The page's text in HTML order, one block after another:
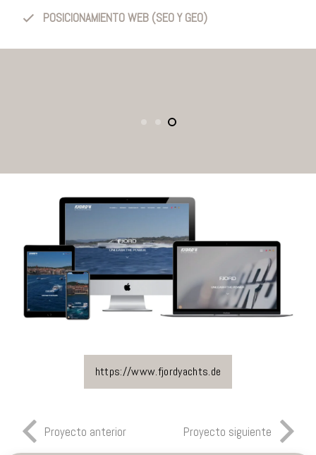
POSICIONAMIENTO WEB (SEO Y GEO)
https://www.fjordyachts.de
Proyecto anterior Proyecto siguiente